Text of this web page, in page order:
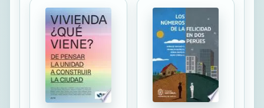
más de una inquietante sorpresa...